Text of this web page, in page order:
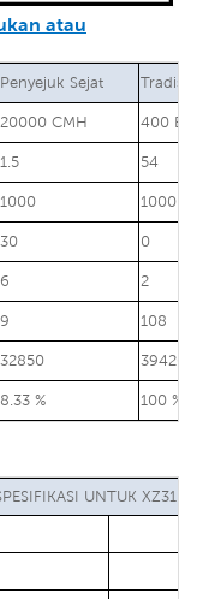
atau
Penyejuk Sejat
20000 CMH 400
1.5 54
1000 1000
30 0
6 2
9 108
32850 394200
8.33 % 100 %
UNTUK XZ31-